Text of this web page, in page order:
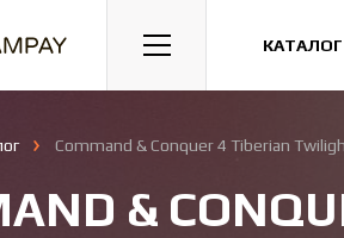
Гонки Казуальные
Command & Conquer 4 Tiberian
&